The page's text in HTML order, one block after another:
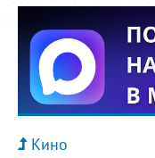
Кино